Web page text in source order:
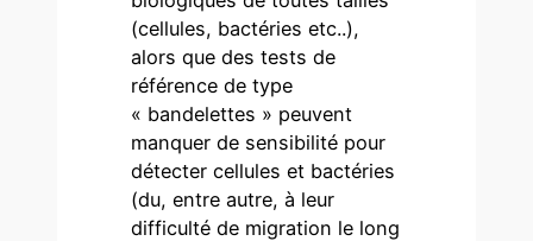
(cellules, bactéries etc..),
alors que des tests de
référence de type
« bandelettes » peuvent
manquer de sensibilité pour
détecter cellules et bactéries
(du, entre autre, à leur
difficulté de migration le long